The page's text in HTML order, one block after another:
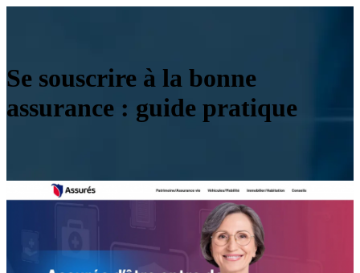
Se souscrire à la bonne
assurance : guide pratique